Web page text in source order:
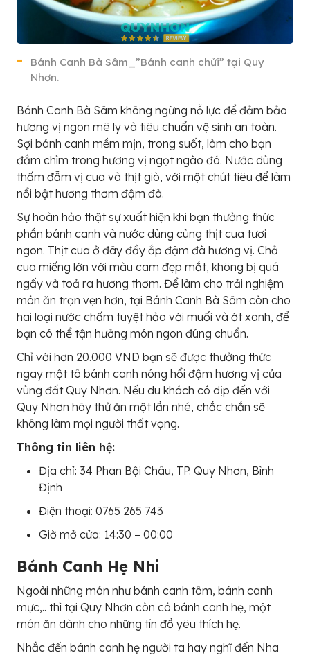
Bánh Canh Bà Sâm_”Bánh canh chửi” tại Quy
Nhơn.
Bánh Canh Bà Sâm không ngừng nỗ lực để đảm bảo
hương vị ngon mê ly và tiêu chuẩn vệ sinh an toàn.
Sợi bánh canh mềm mịn, trong suốt, làm cho bạn
đắm chìm trong hương vị ngọt ngào đó. Nước dùng
thấm đẫm vị cua và thịt giò, với một chút tiêu để làm
nổi bật hương thơm đậm đà.
Sự hoàn hảo thật sự xuất hiện khi bạn thưởng thức
phần bánh canh và nước dùng cùng thịt cua tươi
ngon. Thịt cua ở đây đầy ắp đậm đà hương vị. Chả
cua miếng lớn với màu cam đẹp mắt, không bị quá
ngấy và toả ra hương thơm. Để làm cho trải nghiệm
món ăn trọn vẹn hơn, tại Bánh Canh Bà Sâm còn cho
hai loại nước chấm tuyệt hảo với muối và ớt xanh, để
bạn có thể tận hưởng món ngon đúng chuẩn.
Chỉ với hơn 20.000 VND bạn sẽ được thưởng thức
ngay một tô bánh canh nóng hổi đậm hương vị của
vùng đất Quy Nhơn. Nếu du khách có dịp đến với
Quy Nhơn hãy thử ăn một lần nhé, chắc chắn sẽ
không làm mọi người thất vọng.
Thông tin liên hệ:
Địa chỉ: 34 Phan Bội Châu, TP. Quy Nhơn, Bình
Định
Điện thoại: 0765 265 743
Giờ mở cửa: 14:30 – 00:00
Bánh Canh Hẹ Nhi
Ngoài những món như bánh canh tôm, bánh canh
mực,.. thì tại Quy Nhơn còn có bánh canh hẹ, một
món ăn dành cho những tín đồ yêu thích hẹ.
Nhắc đến bánh canh hẹ người ta hay nghĩ đến Nha